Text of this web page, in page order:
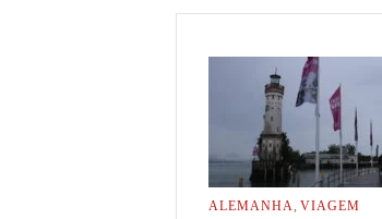
ALEMANHA, VIAGEM